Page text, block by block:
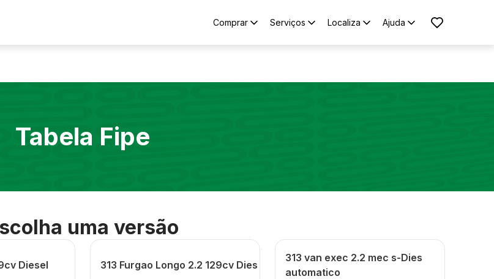
Comprar Serviços Localiza Ajuda
Tabela Fipe
uma versão
Diesel 313 Furgao Longo 2.2 129cv Dies
313 van exec 2.2 mec s-Dies
automatico